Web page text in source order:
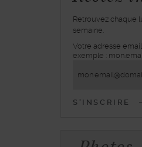
Retrouvez chaque
semaine.
inscrivez-
vous
lettre
Votre adresse email
exemple :